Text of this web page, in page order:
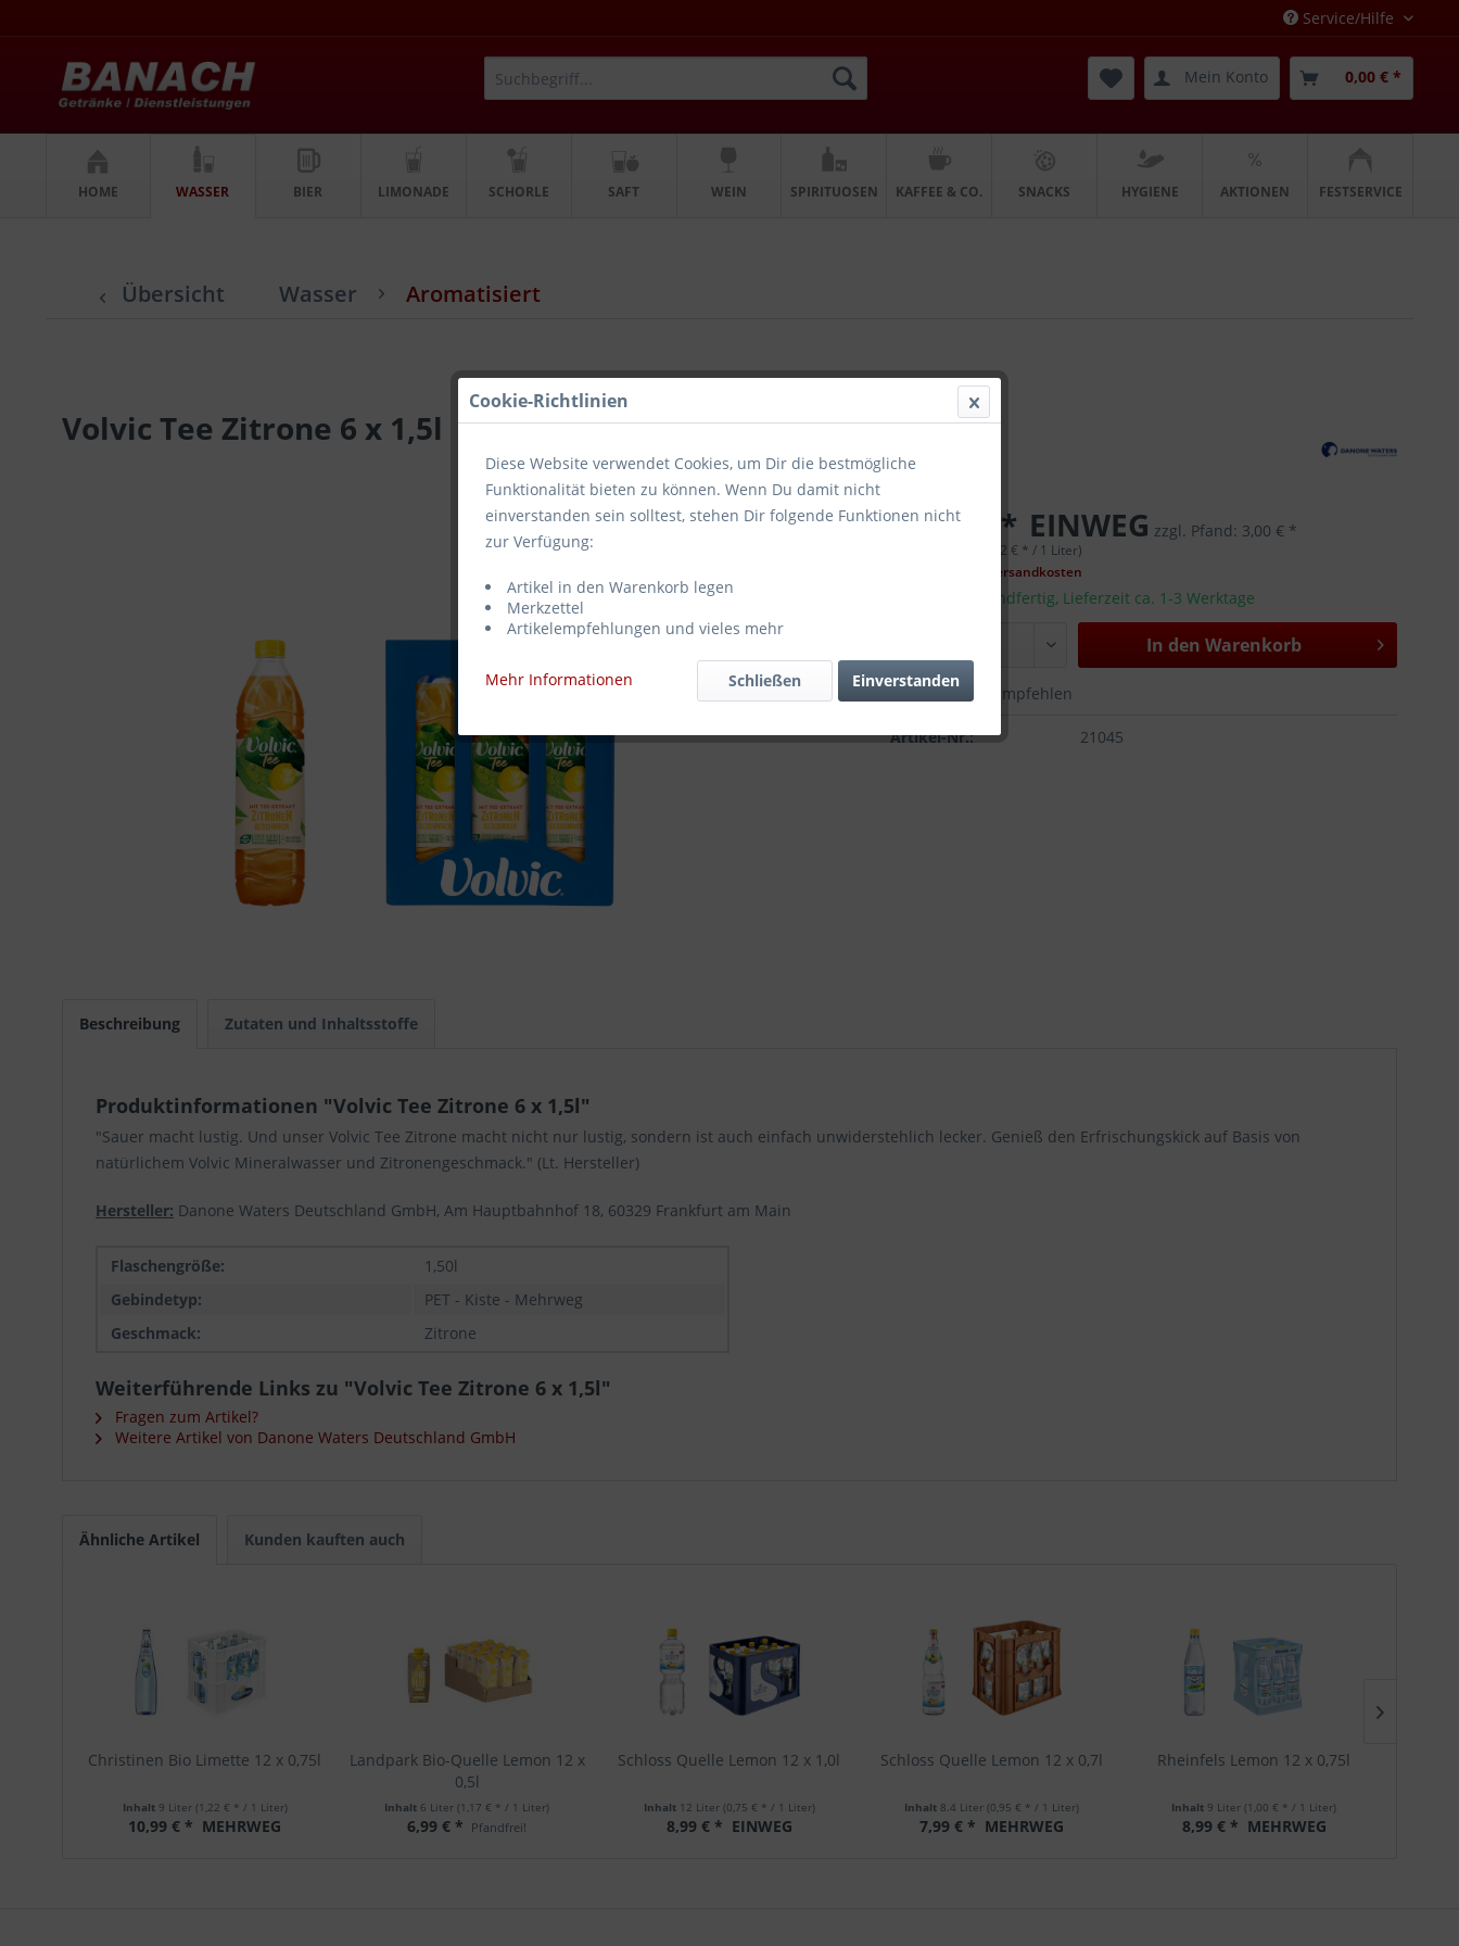
Service/Hilfe
Mein Konto 0,00 € *
HOME WASSER BIER LIMONADE SCHORLE SAFT WEIN SPIRITUOSEN KAFFEE & CO. SNACKS HYGIENE AKTIONEN FESTSERVICE
Übersicht Wasser Aromatisiert
Volvic Tee Zitrone 6 x 1,5l
10,99 € * EINWEG zzgl. Pfand: 3,00 € *
9 Liter (1,22 € * / 1 Liter)
zzgl. Versandkosten
Sofort versandfertig, Lieferzeit ca. 1-3 Werktage
In den Warenkorb
Merken Empfehlen
Artikel-Nr.: 21045
Beschreibung Zutaten und Inhaltsstoffe
Produktinformationen "Volvic Tee Zitrone 6 x 1,5l"
"Sauer macht lustig. Und unser Volvic Tee Zitrone macht nicht nur lustig, sondern ist auch einfach unwiderstehlich lecker. Genieß den Erfrischungskick auf Basis von
natürlichem Volvic Mineralwasser und Zitronengeschmack." (Lt. Hersteller)
Hersteller: Danone Waters Deutschland GmbH, Am Hauptbahnhof 18, 60329 Frankfurt am Main
Flaschengröße:
1,50l
Gebindetyp:
PET - Kiste - Mehrweg
Geschmack:
Zitrone
Weiterführende Links zu "Volvic Tee Zitrone 6 x 1,5l"
Fragen zum Artikel?
Weitere Artikel von Danone Waters Deutschland GmbH
Ähnliche Artikel Kunden kauften auch
Christinen Bio Limette 12 x 0,75l
Inhalt 9 Liter (1,22 € * / 1 Liter)
10,99 € * MEHRWEG
Landpark Bio-Quelle Lemon 12 x
0,5l
Inhalt 6 Liter(1,17 € * / 1 Liter)
6,99 € * Pfandfrei!
Schloss Quelle Lemon 12 x 1,0l
Inhalt 12 Liter (0,75 € * / 1 Liter)
8,99 € * EINWEG
Schloss Quelle Lemon 12 x 0,7l
Inhalt 8.4 Liter(0,95 € * / 1 Liter)
7,99 € * MEHRWEG
Rheinfels Lemon 12 x 0,75l
Inhalt 9 Liter(1,00 € * / 1 Liter)
8,99 € * MEHRWEG
Cookie-Richtlinien
Diese Website verwendet Cookies, um Dir die bestmögliche
Funktionalität bieten zu können. Wenn Du damit nicht
einverstanden sein solltest, stehen Dir folgende Funktionen nicht
zur Verfügung:
Artikel in den Warenkorb legen
Merkzettel
Artikelempfehlungen und vieles mehr
Mehr Informationen Einverstanden
Schließen